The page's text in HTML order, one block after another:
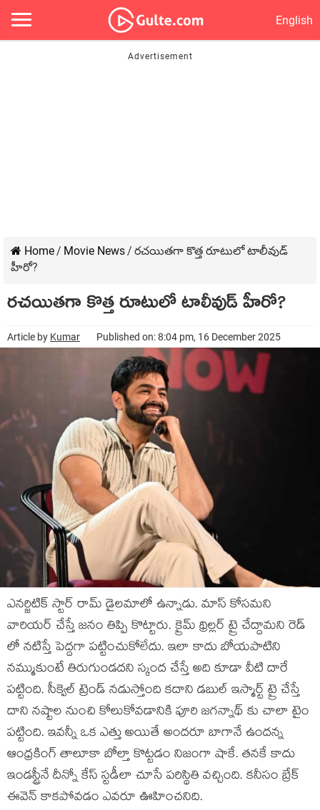
English
Home/ Movie News/ రచయితగా కొత్త రూటులో టాలీవుడ్
హీరో?
రచయితగా కొత్త రూటులో టాలీవుడ్ హీరో?
Article by Kumar Published on: 8:04 pm, 16 December 2025
ఎనర్జిటిక్ స్టార్ రామ్ డైలమాలో ఉన్నాడు. మాస్ కోసమని
వారియర్ చేస్తే జనం తిప్పి కొట్టారు. క్రైమ్ థ్రిల్లర్ ట్రై చేద్దామని రెడ్
లో నటిస్తే పెద్దగా పట్టించుకోలేదు. ఇలా కాదు బోయపాటిని
నమ్ముకుంటే తిరుగుండదని స్కంద చేస్తే అది కూడా వీటి దారే
పట్టింది. సీక్వెల్ ట్రెండ్ నడుస్తోంది కదాని డబుల్ ఇస్మార్ట్ ట్రై చేస్తే
దాని నష్టాల నుంచి కోలుకోవడానికి పూరి జగన్నాథ్ కు చాలా టైం
పట్టింది. ఇవన్నీ ఒక ఎత్తు అయితే అందరూ బాగానే ఉందన్న
ఆంధ్రకింగ్ తాలూకా బోల్తా కొట్టడం నిజంగా షాకే. తనకే కాదు
ఇండస్ట్రీనే దీన్నో కేస్ స్టడీలా చూసే పరిస్థితి వచ్చింది. కనీసం బ్రేక్
ఈవెన్ కాకపోవడం ఎవరూ ఊహించనిది.